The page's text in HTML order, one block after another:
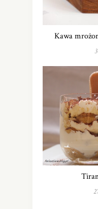
Kawa